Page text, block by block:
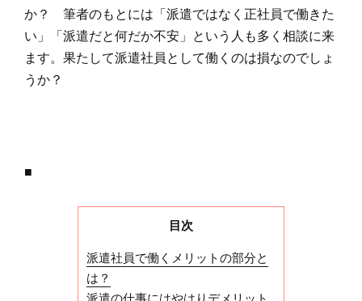
か？ 筆者のもとには「派遣ではなく正社員で働きた
い」「派遣だと何だか不安」という人も多く相談に来
ます。果たして派遣社員として働くのは損なのでしょ
うか？
■
目次
派遣社員で働くメリットの部分と
は？
派遣の仕事にはやはりデメリット